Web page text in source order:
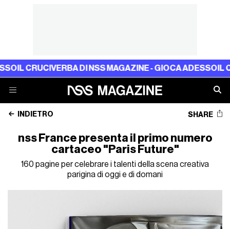
IL CRUCIVERBA DI NSS MAGAZINE - GIOCA ADESSOIL
INDIETRO SHARE
nss France presenta il primo numero
cartaceo "Paris Future"
160 pagine per celebrare i talenti della scena creativa
parigina di oggi e di domani